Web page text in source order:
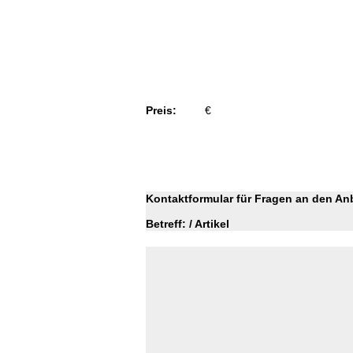
Preis: €
Kontaktformular für Fragen an den
Betreff: / Artikel